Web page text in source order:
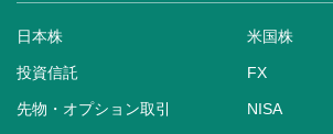
日本株 米国株
投資信託 FX
先物・オプション取引 NISA